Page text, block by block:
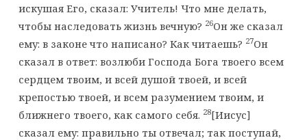
искушая Его, сказал: Учитель! Что мне делать,
чтобы наследовать жизнь вечную? 26Он же сказал
ему: в законе что написано? Как читаешь? 27Он
сказал в ответ: возлюби Господа Бога твоего всем
сердцем твоим, и всей душой твоей, и всей
крепостью твоей, и всем разумением твоим, и
ближнего твоего, как самого себя. 28[Иисус]
сказал ему: правильно ты отвечал; так поступай,